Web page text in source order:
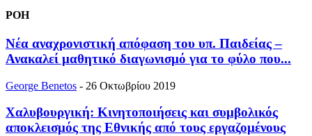
ΡΟΗ
Νέα αναχρονιστική απόφαση του υπ. Παιδείας –
Ανακαλεί μαθητικό διαγωνισμό για το φύλο που...
George Benetos - 26 Οκτωβρίου 2019
Χαλυβουργική: Κινητοποιήσεις και συμβολικός
αποκλεισμός της Εθνικής από τους εργαζομένους